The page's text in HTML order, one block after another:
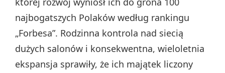
najbogatszych Polaków według rankingu
„Forbesa”. Rodzinna kontrola nad siecią
dużych salonów i konsekwentna, wieloletnia
ekspansja sprawiły, że ich majątek liczony